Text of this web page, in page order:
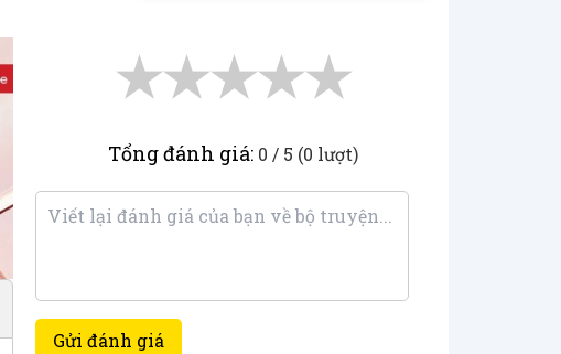
★
★
★
★
★
Tổng đánh giá: 0 / 5 (0 lượt)
Gửi đánh giá